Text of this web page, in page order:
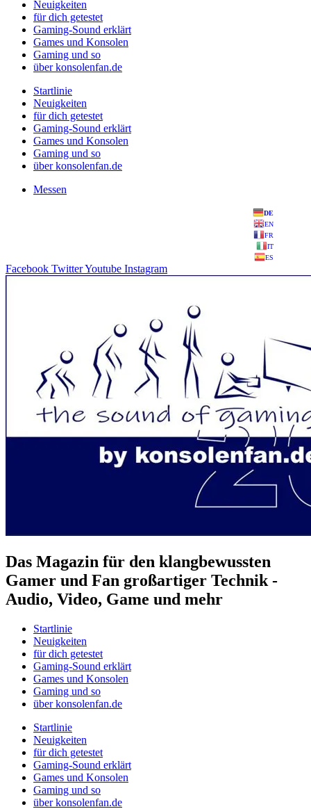
Neuigkeiten
für dich getestet
Gaming-Sound erklärt
Games und Konsolen
Gaming und so
über konsolenfan.de
Startlinie
Neuigkeiten
für dich getestet
Gaming-Sound erklärt
Games und Konsolen
Gaming und so
über konsolenfan.de
Messen
DE
EN
FR
IT
ES
Facebook TwitterYoutube Instagram
Das Magazin für den klangbewussten
Gamer und Fan großartiger Technik -
Audio, Video, Game und mehr
Startlinie
Neuigkeiten
für dich getestet
Gaming-Sound erklärt
Games und Konsolen
Gaming und so
über konsolenfan.de
Startlinie
Neuigkeiten
für dich getestet
Gaming-Sound erklärt
Games und Konsolen
Gaming und so
über konsolenfan.de